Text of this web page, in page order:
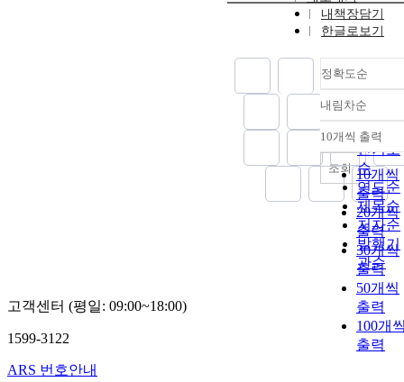
내책장담기
한글로보기
정확도순
정확도
순
인기도
순
연도순
제목순
저자순
발행기
관순
내림차순
내림차
10개씩 출력
10개씩
출력
20개씩
출력
30개씩
출력
50개씩
출력
100개
출력
조회
고객센터 (평일: 09:00~18:00)
1599-3122
ARS 번호안내